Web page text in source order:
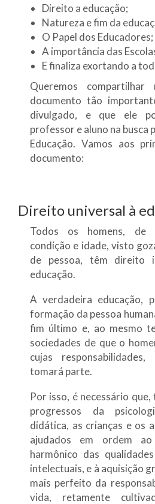
Direito a educação;
Natureza e fim da
O Papel dos Educadores;
A importância das
E finaliza exortando a
Queremos compartilhar
documento tão
divulgado, e que ele
professor e aluno na busca
Educação. Vamos aos
documento:
Direito universal à
Todos os homens, de
condição e idade, visto
de pessoa, têm direito
educação.
A verdadeira educação,
formação da pessoa
fim último e, ao mesmo
sociedades de que o
cujas
tomará parte.
Por isso, é necessário
progressos da
didática, as crianças e os
ajudados em ordem ao
harmônico das
intelectuais, e à aquisição
mais perfeito da
vida, retamente